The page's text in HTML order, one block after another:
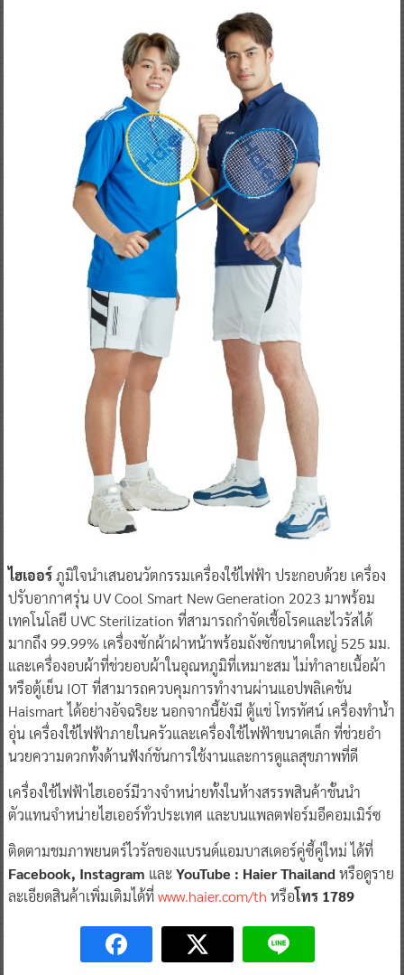
ไฮเออร์ภูมิใจนำเสนอนวัตกรรมเครื่องใช้ไฟฟ้า ประกอบด้วย เครื่อง
ปรับอากาศรุ่น UV Cool Smart New Generation 2023 มาพร้อม
เทคโนโลยี UVC Sterilization ที่สามารถกำจัดเชื้อโรคและไวรัสได้
มากถึง 99.99% เครื่องซักผ้าฝาหน้าพร้อมถังซักขนาดใหญ่ 525 มม.
และเครื่องอบผ้าที่ช่วยอบผ้าในอุณหภูมิที่เหมาะสม ไม่ทำลายเนื้อผ้า
หรือตู้เย็น IOT ที่สามารถควบคุมการทำงานผ่านแอปพลิเคชัน
Haismart ได้อย่างอัจฉริยะ นอกจากนี้ยังมี ตู้แช่ โทรทัศน์ เครื่องทำน้ำ
อุ่น เครื่องใช้ไฟฟ้าภายในครัวและเครื่องใช้ไฟฟ้าขนาดเล็ก ที่ช่วยอำ
นวยความดวกทั้งด้านฟังก์ชันการใช้งานและการดูแลสุขภาพที่ดี
เครื่องใช้ไฟฟ้าไฮเออร์มีวางจำหน่ายทั้งในห้างสรรพสินค้าชั้นนำ
ตัวแทนจำหน่ายไฮเออร์ทั่วประเทศ และบนแพลตฟอร์มอีคอมเมิร์ซ
ติดตามชมภาพยนตร์ไวรัลของแบรนด์แอมบาสเดอร์คู่ซี้คู่ใหม่ ได้ที่
Facebook, Instagram และYouTube : Haier Thailand หรือดูราย
ละเอียดสินค้าเพิ่มเติมได้ที่www.haier.com/th หรือโทร 1789